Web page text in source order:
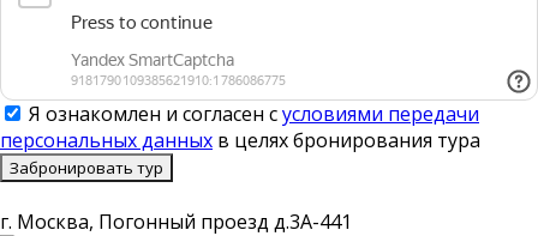
Я ознакомлен и согласен сусловиями передачи
персональных данных в целях бронирования тура
Забронировать тур
г. Москва, Погонный проезд д.3А-441